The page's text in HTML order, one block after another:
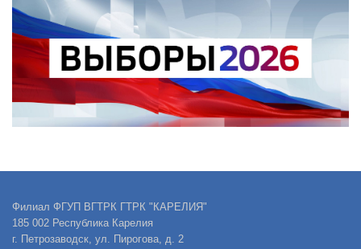
Филиал ФГУП ВГТРК ГТРК "КАРЕЛИЯ"
185 002 Республика Карелия
г. Петрозаводск, ул. Пирогова, д. 2